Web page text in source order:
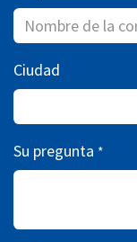
Ciudad
Su pregunta *